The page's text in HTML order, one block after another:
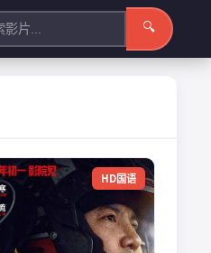
🔍
HD国语